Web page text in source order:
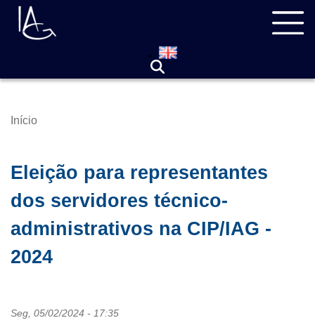
Pular
para
Trilha
Início
Eleição para representantes
dos servidores técnico-
administrativos na CIP/IAG -
2024
Seg, 05/02/2024 - 17:35